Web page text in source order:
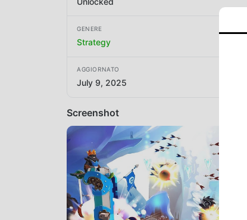
GENERE
Strategy
AGGIORNATO
July 9, 2025
Screenshot